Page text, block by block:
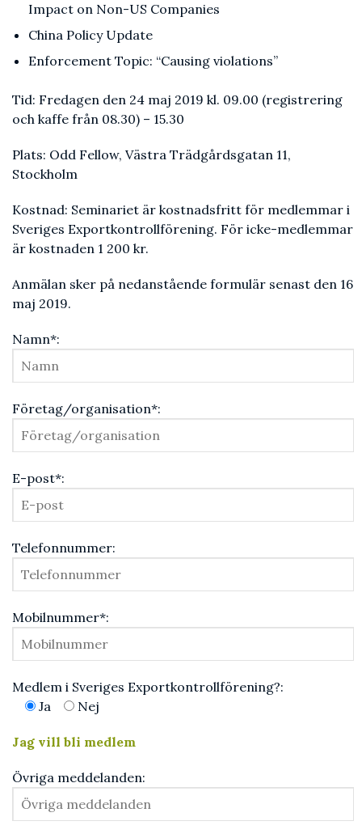
Impact on Non-US Companies
China Policy Update
Enforcement Topic: “Causing violations”
Tid: Fredagen den 24 maj 2019 kl. 09.00 (registrering
och kaffe från 08.30) – 15.30
Plats: Odd Fellow, Västra Trädgårdsgatan 11,
Stockholm
Kostnad: Seminariet är kostnadsfritt för medlemmar i
Sveriges Exportkontrollförening. För icke-medlemmar
är kostnaden 1 200 kr.
Anmälan sker på nedanstående formulär senast den 16
maj 2019.
Namn*:
Företag/organisation*:
E-post*:
Telefonnummer:
Mobilnummer*:
Medlem i Sveriges Exportkontrollförening?:
Ja
Nej
Jag vill bli medlem
Övriga meddelanden: